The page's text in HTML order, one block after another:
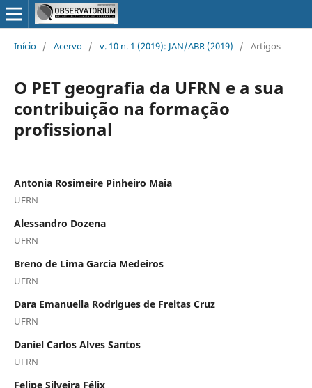
Início / Acervo / v. 10 n. 1 (2019): JAN/ABR (2019) / Artigos
O PET geografia da UFRN e a sua
contribuição na formação
profissional
Antonia Rosimeire Pinheiro Maia
UFRN
Alessandro Dozena
UFRN
Breno de Lima Garcia Medeiros
UFRN
Dara Emanuella Rodrigues de Freitas Cruz
UFRN
Daniel Carlos Alves Santos
UFRN
Felipe Silveira Félix